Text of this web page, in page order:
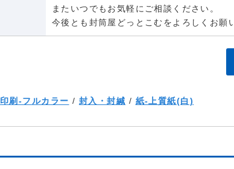
またいつでもお気軽にご相談ください。
今後とも封筒屋どっとこむをよろしくお願
印刷-フルカラー / 封入・封緘 / 紙-上質紙(白)